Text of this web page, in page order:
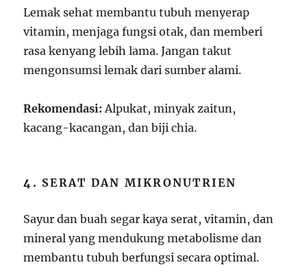
Lemak sehat membantu tubuh menyerap
vitamin, menjaga fungsi otak, dan memberi
rasa kenyang lebih lama. Jangan takut
mengonsumsi lemak dari sumber alami.
Rekomendasi: Alpukat, minyak zaitun,
kacang-kacangan, dan biji chia.
4. SERAT DAN MIKRONUTRIEN
Sayur dan buah segar kaya serat, vitamin, dan
mineral yang mendukung metabolisme dan
membantu tubuh berfungsi secara optimal.